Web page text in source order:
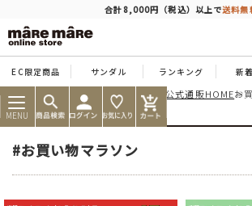
合計8,000円（税込）以上で送料無
EC限定商品 サンダル ランキング 新
MENU
痛くならない靴ならマーレマーレ公式通販HOMEお
#お買い物マラソン
商品を探す
人気ワード #コンフォート #パンプス #スニーカー
タイプ
カテゴリー